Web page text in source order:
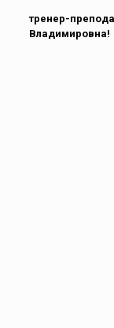
тренер-
Владимировна!